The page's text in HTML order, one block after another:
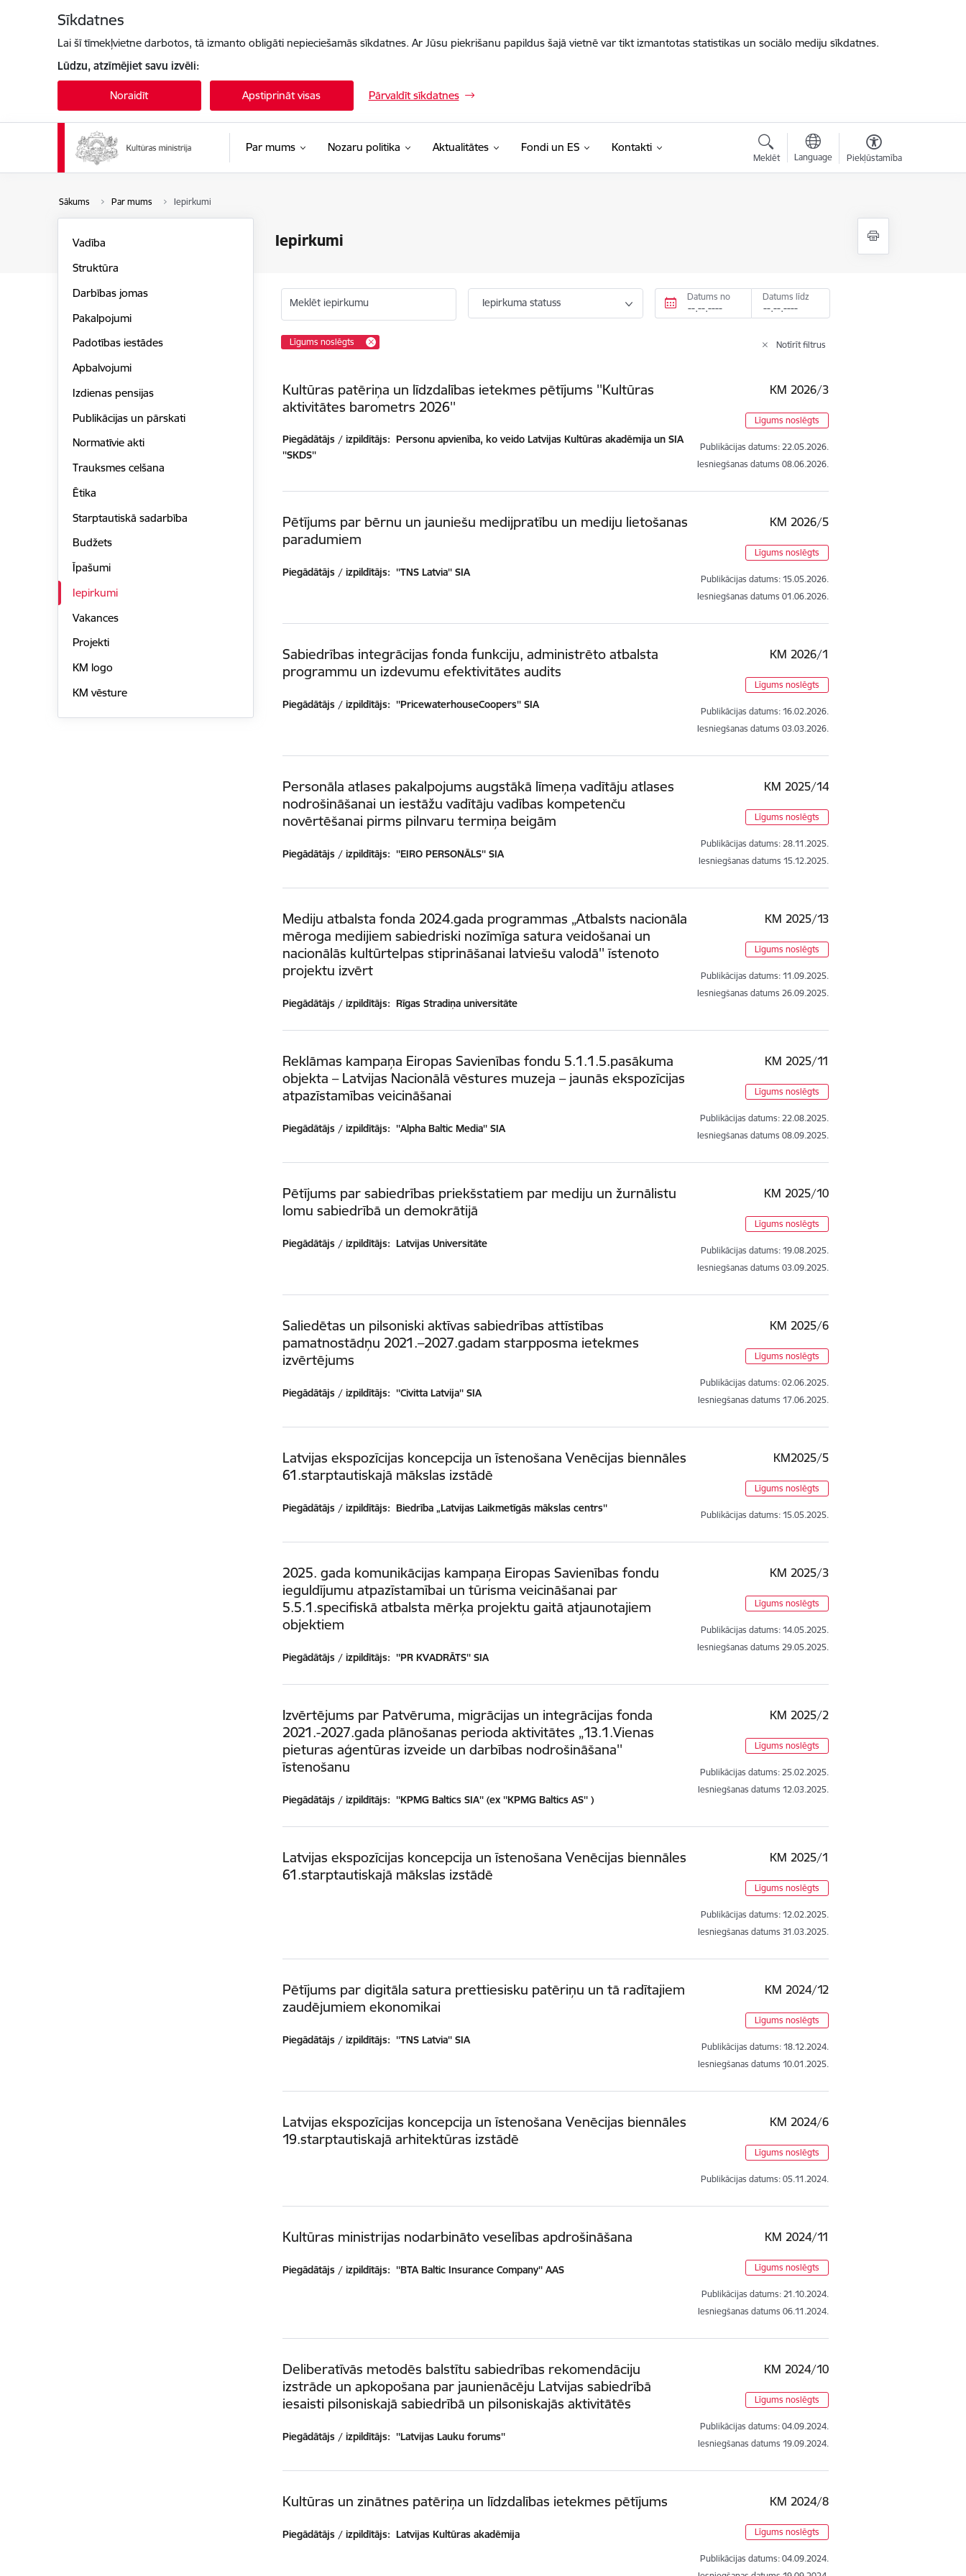
Sīkdatnes
Lai šī tīmekļvietne darbotos, tā izmanto obligāti nepieciešamās sīkdatnes. Ar Jūsu piekrišanu papildus šajā vietnē var tikt izmantotas statistikas un sociālo mediju sīkdatnes.
Lūdzu, atzīmējiet savu izvēli:
Noraidīt Apstiprināt visas Pārvaldīt sīkdatnes
Par mums Nozaru politika Aktualitātes Fondi un ES Kontakti
Meklēt Language Piekļūstamība
Sākums Par mums Iepirkumi
Iepirkumi
Vadība
Struktūra
Darbības jomas
Pakalpojumi
Padotības iestādes
Apbalvojumi
Izdienas pensijas
Publikācijas un pārskati
Normatīvie akti
Trauksmes celšana
Ētika
Starptautiskā sadarbība
Budžets
Īpašumi
Iepirkumi
Vakances
Projekti
KM logo
KM vēsture
Meklēt iepirkumu Iepirkuma statuss Datums no Datums līdz
Līgums noslēgts Notīrīt filtrus
Kultūras patēriņa un līdzdalības ietekmes pētījums ''Kultūras
aktivitātes barometrs 2026''
Piegādātājs / izpildītājs: Personu apvienība, ko veido Latvijas Kultūras akadēmija un SIA
''SKDS''
KM 2026/3
Līgums noslēgts
Publikācijas datums: 22.05.2026.
Iesniegšanas datums 08.06.2026.
Pētījums par bērnu un jauniešu medijpratību un mediju lietošanas
paradumiem
Piegādātājs / izpildītājs: ''TNS Latvia'' SIA
KM 2026/5
Līgums noslēgts
Publikācijas datums: 15.05.2026.
Iesniegšanas datums 01.06.2026.
Sabiedrības integrācijas fonda funkciju, administrēto atbalsta
programmu un izdevumu efektivitātes audits
Piegādātājs / izpildītājs: ''PricewaterhouseCoopers'' SIA
KM 2026/1
Līgums noslēgts
Publikācijas datums: 16.02.2026.
Iesniegšanas datums 03.03.2026.
Personāla atlases pakalpojums augstākā līmeņa vadītāju atlases
nodrošināšanai un iestāžu vadītāju vadības kompetenču
novērtēšanai pirms pilnvaru termiņa beigām
Piegādātājs / izpildītājs: ''EIRO PERSONĀLS'' SIA
KM 2025/14
Līgums noslēgts
Publikācijas datums: 28.11.2025.
Iesniegšanas datums 15.12.2025.
Mediju atbalsta fonda 2024.gada programmas „Atbalsts nacionāla
mēroga medijiem sabiedriski nozīmīga satura veidošanai un
nacionālās kultūrtelpas stiprināšanai latviešu valodā'' īstenoto
projektu izvērt
Piegādātājs / izpildītājs: Rīgas Stradiņa universitāte
KM 2025/13
Līgums noslēgts
Publikācijas datums: 11.09.2025.
Iesniegšanas datums 26.09.2025.
Reklāmas kampaņa Eiropas Savienības fondu 5.1.1.5.pasākuma
objekta – Latvijas Nacionālā vēstures muzeja – jaunās ekspozīcijas
atpazīstamības veicināšanai
Piegādātājs / izpildītājs: ''Alpha Baltic Media'' SIA
KM 2025/11
Līgums noslēgts
Publikācijas datums: 22.08.2025.
Iesniegšanas datums 08.09.2025.
Pētījums par sabiedrības priekšstatiem par mediju un žurnālistu
lomu sabiedrībā un demokrātijā
Piegādātājs / izpildītājs: Latvijas Universitāte
KM 2025/10
Līgums noslēgts
Publikācijas datums: 19.08.2025.
Iesniegšanas datums 03.09.2025.
Saliedētas un pilsoniski aktīvas sabiedrības attīstības
pamatnostādņu 2021.–2027.gadam starpposma ietekmes
izvērtējums
Piegādātājs / izpildītājs: ''Civitta Latvija'' SIA
KM 2025/6
Līgums noslēgts
Publikācijas datums: 02.06.2025.
Iesniegšanas datums 17.06.2025.
Latvijas ekspozīcijas koncepcija un īstenošana Venēcijas biennāles
61.starptautiskajā mākslas izstādē
Piegādātājs / izpildītājs: Biedrība „Latvijas Laikmetīgās mākslas centrs''
KM2025/5
Līgums noslēgts
Publikācijas datums: 15.05.2025.
2025. gada komunikācijas kampaņa Eiropas Savienības fondu
ieguldījumu atpazīstamībai un tūrisma veicināšanai par
5.5.1.specifiskā atbalsta mērķa projektu gaitā atjaunotajiem
objektiem
Piegādātājs / izpildītājs: ''PR KVADRĀTS'' SIA
KM 2025/3
Līgums noslēgts
Publikācijas datums: 14.05.2025.
Iesniegšanas datums 29.05.2025.
Izvērtējums par Patvēruma, migrācijas un integrācijas fonda
2021.-2027.gada plānošanas perioda aktivitātes „13.1.Vienas
pieturas aģentūras izveide un darbības nodrošināšana''
īstenošanu
Piegādātājs / izpildītājs: ''KPMG Baltics SIA'' (ex ''KPMG Baltics AS'' )
KM 2025/2
Līgums noslēgts
Publikācijas datums: 25.02.2025.
Iesniegšanas datums 12.03.2025.
Latvijas ekspozīcijas koncepcija un īstenošana Venēcijas biennāles
61.starptautiskajā mākslas izstādē
KM 2025/1
Līgums noslēgts
Publikācijas datums: 12.02.2025.
Iesniegšanas datums 31.03.2025.
Pētījums par digitāla satura prettiesisku patēriņu un tā radītajiem
zaudējumiem ekonomikai
Piegādātājs / izpildītājs: ''TNS Latvia'' SIA
KM 2024/12
Līgums noslēgts
Publikācijas datums: 18.12.2024.
Iesniegšanas datums 10.01.2025.
Latvijas ekspozīcijas koncepcija un īstenošana Venēcijas biennāles
19.starptautiskajā arhitektūras izstādē
KM 2024/6
Līgums noslēgts
Publikācijas datums: 05.11.2024.
Kultūras ministrijas nodarbināto veselības apdrošināšana
Piegādātājs / izpildītājs: ''BTA Baltic Insurance Company'' AAS
KM 2024/11
Līgums noslēgts
Publikācijas datums: 21.10.2024.
Iesniegšanas datums 06.11.2024.
Deliberatīvās metodēs balstītu sabiedrības rekomendāciju
izstrāde un apkopošana par jaunienācēju Latvijas sabiedrībā
iesaisti pilsoniskajā sabiedrībā un pilsoniskajās aktivitātēs
Piegādātājs / izpildītājs: ''Latvijas Lauku forums''
KM 2024/10
Līgums noslēgts
Publikācijas datums: 04.09.2024.
Iesniegšanas datums 19.09.2024.
Kultūras un zinātnes patēriņa un līdzdalības ietekmes pētījums
Piegādātājs / izpildītājs: Latvijas Kultūras akadēmija
KM 2024/8
Līgums noslēgts
Publikācijas datums: 04.09.2024.